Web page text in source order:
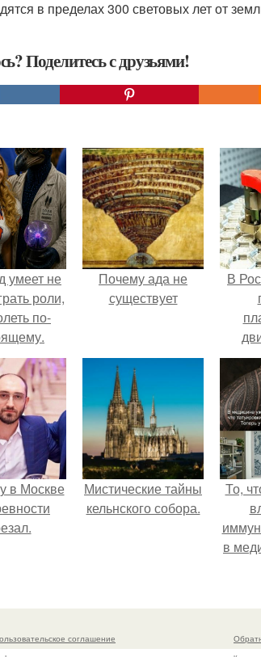
в пределах 300 световых лет от
Поделитесь с друзьями!
умеет не
роли,
по-
Почему ада не
существует
В
в Москве
Мистические тайны
кельнского собора.
То,
в
лишь
соглашение